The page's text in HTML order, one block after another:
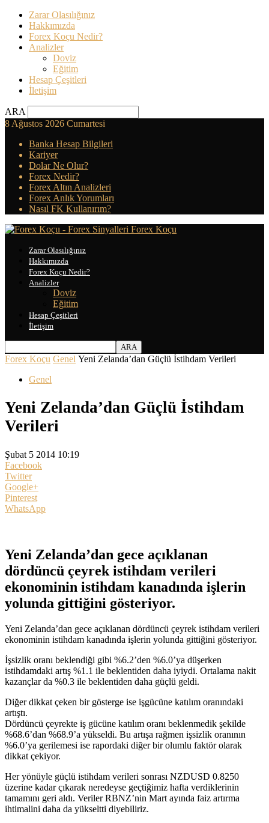
Zarar Olasılığınız
Hakkımızda
Forex Koçu Nedir?
Analizler
Doviz
Eğitim
Hesap Çeşitleri
İletişim
ARA
8 Ağustos 2026 Cumartesi
Banka Hesap Bilgileri
Kariyer
Dolar Ne Olur?
Forex Nedir?
Forex Altın Analizleri
Forex Anlık Yorumları
Nasıl FK Kullanırım?
Forex Koçu
Zarar Olasılığınız
Hakkımızda
Forex Koçu Nedir?
Analizler
Doviz
Eğitim
Hesap Çeşitleri
İletişim
Forex Koçu Genel Yeni Zelanda’dan Güçlü İstihdam Verileri
Genel
Yeni Zelanda’dan Güçlü İstihdam
Verileri
Şubat 5 2014 10:19
Facebook
Twitter
Google+
Pinterest
WhatsApp
Yeni Zelanda’dan gece açıklanan
dördüncü çeyrek istihdam verileri
ekonominin istihdam kanadında işlerin
yolunda gittiğini gösteriyor.
Yeni Zelanda’dan gece açıklanan dördüncü çeyrek istihdam verileri
ekonominin istihdam kanadında işlerin yolunda gittiğini gösteriyor.
İşsizlik oranı beklendiği gibi %6.2’den %6.0’ya düşerken
istihdamdaki artış %1.1 ile beklentiden daha iyiydi. Ortalama nakit
kazançlar da %0.3 ile beklentiden daha güçlü geldi.
Diğer dikkat çeken bir gösterge ise işgücüne katılım oranındaki
artıştı.
Dördüncü çeyrekte iş gücüne katılım oranı beklenmedik şekilde
%68.6’dan %68.9’a yükseldi. Bu artışa rağmen işsizlik oranının
%6.0’ya gerilemesi ise rapordaki diğer bir olumlu faktör olarak
dikkat çekiyor.
Her yönüyle güçlü istihdam verileri sonrası NZDUSD 0.8250
üzerine kadar çıkarak neredeyse geçtiğimiz hafta verdiklerinin
tamamını geri aldı. Veriler RBNZ’nin Mart ayında faiz artırma
ihtimalini daha da yükseltti diyebiliriz.